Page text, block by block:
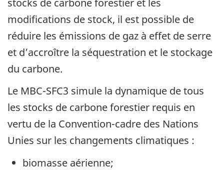
modifications de stock, il est possible de
réduire les émissions de gaz à effet de serre
et d’accroître la séquestration et le stockage
du carbone.
Le MBC-SFC3 simule la dynamique de tous
les stocks de carbone forestier requis en
vertu de la Convention-cadre des Nations
Unies sur les changements climatiques :
biomasse aérienne;